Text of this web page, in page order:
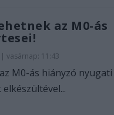
az M0-ás
vasárnap: 11:43
M0-ás hiányzó nyugati